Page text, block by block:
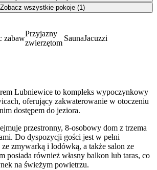
zabaw
Przyjazny
zwierzętom
SaunaJacuzzi
Lubniewice to kompleks wypoczynkowy
oferujący zakwaterowanie w otoczeniu
dostępem do jeziora.
przestronny, 8-osobowy dom z trzema
Do dyspozycji gości jest w pełni
zmywarką i lodówką, a także salon ze
posiada również własny balkon lub taras, co
na świeżym powietrzu.
Zobacz wszystkie pokoje (1)